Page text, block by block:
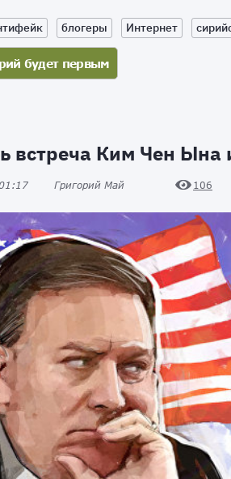
блогеры Интернет
встреча Ким Чен
Григорий Май 106